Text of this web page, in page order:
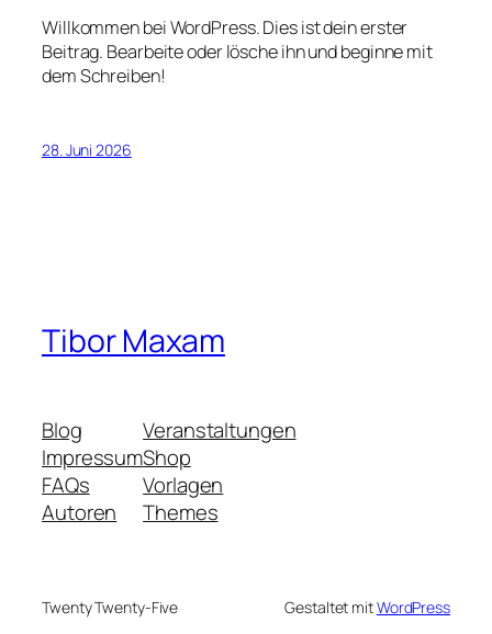
Willkommen bei WordPress. Dies ist dein erster
Beitrag. Bearbeite oder lösche ihn und beginne mit
dem Schreiben!
28. Juni 2026
Tibor Maxam
Blog
Impressum
FAQs
Autoren
Veranstaltungen
Shop
Vorlagen
Themes
Twenty Twenty-Five Gestaltet mitWordPress